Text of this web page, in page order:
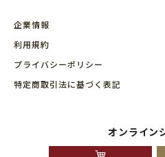
企業情報
利用規約
プライバシーポリシー
特定商取引法に基づく表記
オンライン